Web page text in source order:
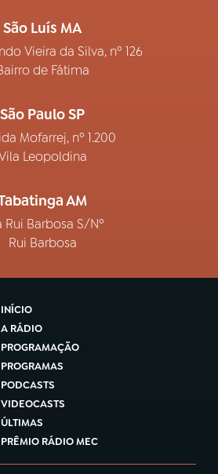
São Luís MA
Vieira da Silva, nº 126
de Fátima
São Paulo SP
Mofarrej, nº 1.200
Leopoldina
AM
Rui Barbosa S/Nº
Rui Barbosa
INÍCIO
A RÁDIO
PROGRAMAÇÃO
PROGRAMAS
PODCASTS
VIDEOCASTS
ÚLTIMAS
PRÊMIO RÁDIO MEC